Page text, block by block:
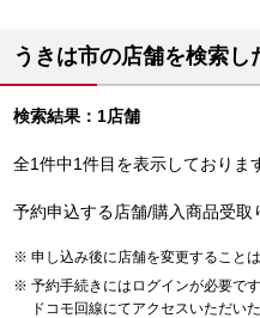
うきは市の店舗を検索
検索結果：1店舗
全1件中1件目を表示しておりま
予約申込する店舗/購入商品受取
申し込み後に店舗を変更することは
予約手続きにはログインが必要です
ドコモ回線にてアクセスいただい